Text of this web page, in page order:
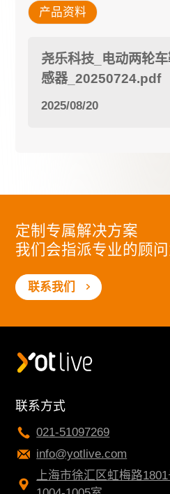
产品资料
尧乐科技_电动两轮
感器_20250724.pdf
2025/08/20
定制专属解决方案
我们会指派专业的顾
联系我们
联系方式
021-51097269
info@yotlive.com
上海市徐汇区虹梅路